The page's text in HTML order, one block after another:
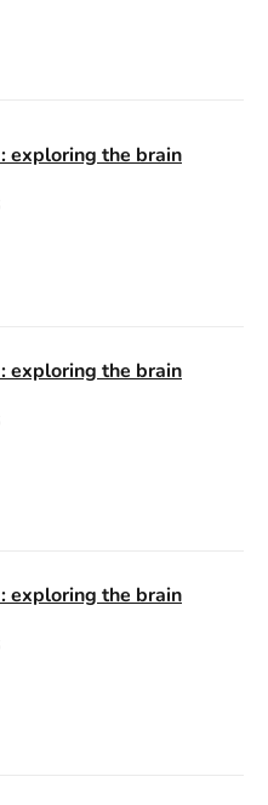
exploring the brain
exploring the brain
exploring the brain